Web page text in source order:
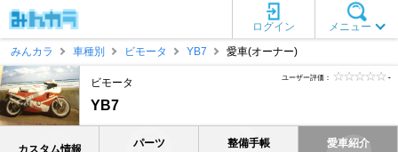
メニュー
ログイン
みんカラ
車種別 ビモータ YB7 愛車(オーナー)
ビモータ
YB7
ユーザー評価： -
カスタム情報 パーツ 整備手帳 愛車紹介